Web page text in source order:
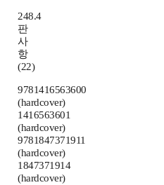
248.4
판
사
항
(22)
9781416563600
(hardcover)
1416563601
(hardcover)
9781847371911
(hardcover)
1847371914
(hardcover)